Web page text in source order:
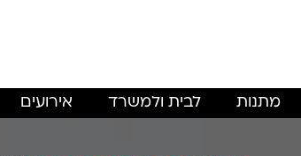
מתנות לבית ולמשרד אירועים